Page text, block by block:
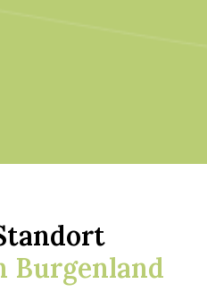
Burgenland